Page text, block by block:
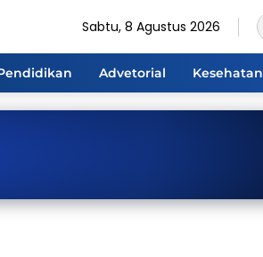
Sabtu, 8 Agustus 2026
Advetorial Kesehatan